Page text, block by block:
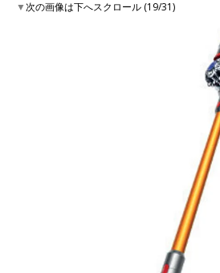
▼次の画像は下へスクロール (19/31)